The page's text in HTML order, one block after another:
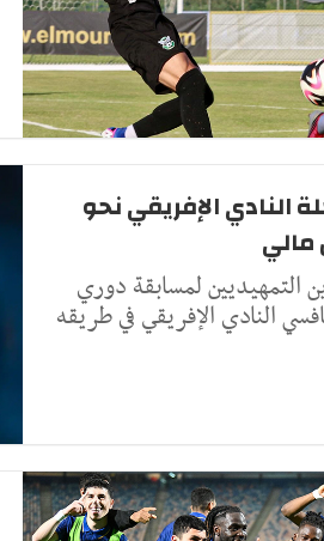
النادي الإفريقي نحو
لمسابقة دوري
النادي الإفريقي في طريقه